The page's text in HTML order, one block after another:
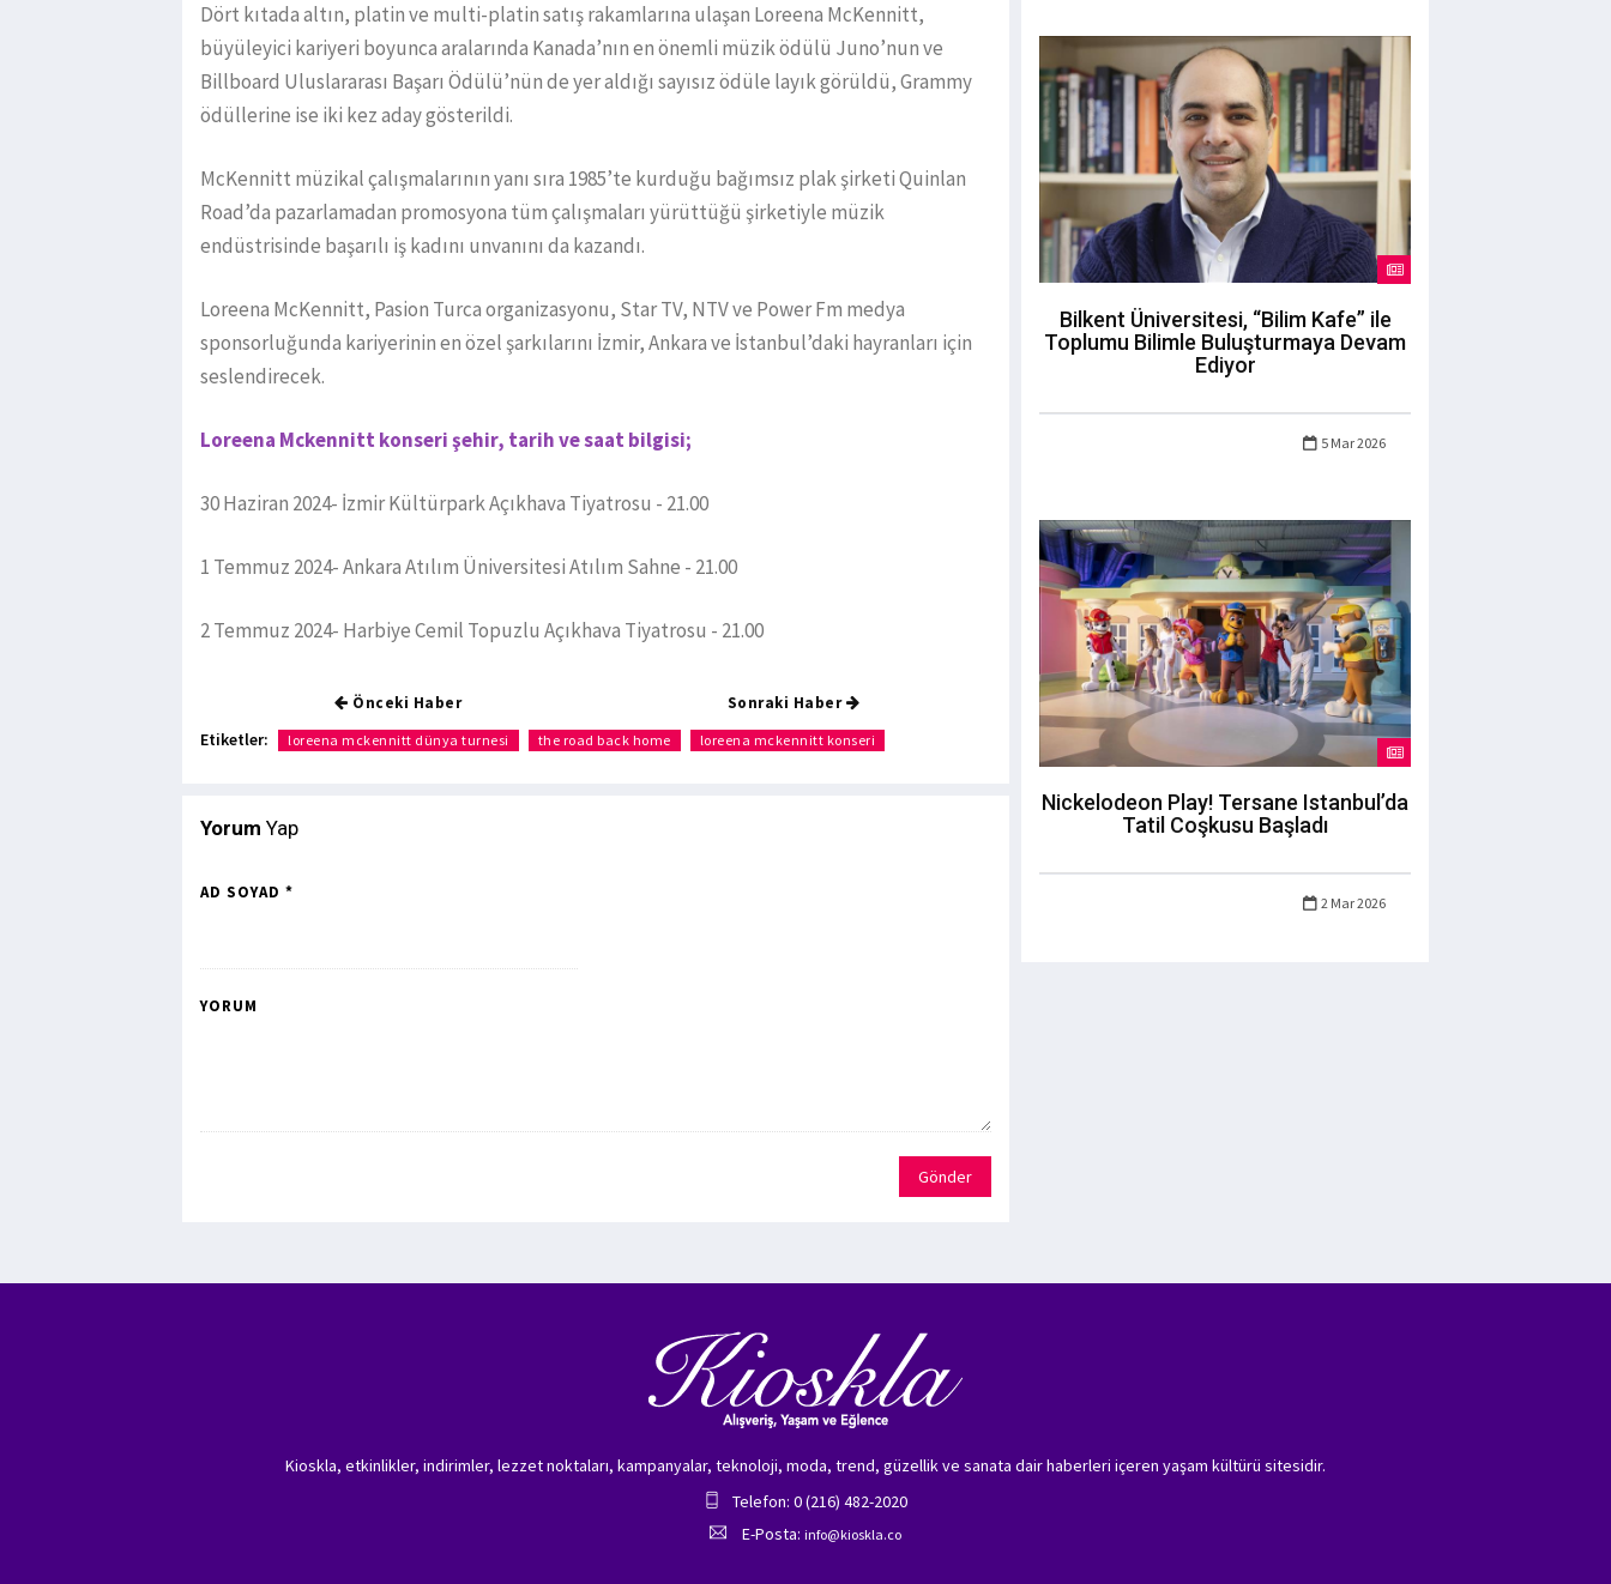
Dört kıtada altın, platin ve multi-platin satış rakamlarına ulaşan Loreena McKennitt,
büyüleyici kariyeri boyunca aralarında Kanada’nın en önemli müzik ödülü Juno’nun ve
Billboard Uluslararası Başarı Ödülü’nün de yer aldığı sayısız ödüle layık görüldü, Grammy
ödüllerine ise iki kez aday gösterildi.
McKennitt müzikal çalışmalarının yanı sıra 1985’te kurduğu bağımsız plak şirketi Quinlan
Road’da pazarlamadan promosyona tüm çalışmaları yürüttüğü şirketiyle müzik
endüstrisinde başarılı iş kadını unvanını da kazandı.
Loreena McKennitt, Pasion Turca organizasyonu, Star TV, NTV ve Power Fm medya
sponsorluğunda kariyerinin en özel şarkılarını İzmir, Ankara ve İstanbul’daki hayranları için
seslendirecek.
Loreena Mckennitt konseri şehir, tarih ve saat bilgisi;
30 Haziran 2024- İzmir Kültürpark Açıkhava Tiyatrosu - 21.00
1 Temmuz 2024- Ankara Atılım Üniversitesi Atılım Sahne - 21.00
2 Temmuz 2024- Harbiye Cemil Topuzlu Açıkhava Tiyatrosu - 21.00
Önceki Haber Sonraki Haber
Etiketler: loreena mckennitt dünya turnesi the road back home loreena mckennitt konseri
Yorum Yap
AD SOYAD *
YORUM
Gönder
Bilkent Üniversitesi, “Bilim Kafe” ile
Toplumu Bilimle Buluşturmaya Devam
Ediyor
5 Mar 2026
Nickelodeon Play! Tersane Istanbul’da
Tatil Coşkusu Başladı
2 Mar 2026
Kioskla, etkinlikler, indirimler, lezzet noktaları, kampanyalar, teknoloji, moda, trend, güzellik ve sanata dair haberleri içeren yaşam kültürü sitesidir.
Telefon: 0 (216) 482-2020
E-Posta: info@kioskla.co